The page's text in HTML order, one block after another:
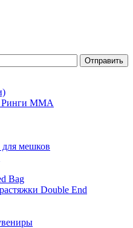
Ринги ММА
мешков
Bag
Double End